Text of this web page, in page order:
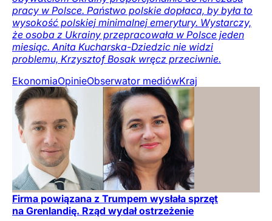
pracy w Polsce. Państwo polskie dopłaca, by była to
wysokość polskiej minimalnej emerytury. Wystarczy,
że osoba z Ukrainy przepracowała w Polsce jeden
miesiąc. Anita Kucharska-Dziedzic nie widzi
problemu, Krzysztof Bosak wręcz przeciwnie.
EkonomiaOpinieObserwator mediówKraj
Firma powiązana z Trumpem wysłała sprzęt
na Grenlandię. Rząd wydał ostrzeżenie